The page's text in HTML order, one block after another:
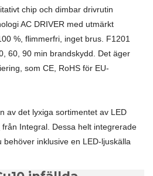
chip och dimbar drivrutin
AC DRIVER med utmärkt
%, flimmerfri, inget brus. F1201
60, 90 min brandskydd. Det äger
som CE, RoHS för EU-
av det lyxiga sortimentet av LED
från Integral. Dessa helt integrerade
inklusive en LED-ljuskälla